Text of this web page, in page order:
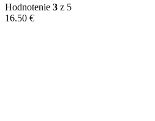
Hodnotenie 3 z 5
16.50 €